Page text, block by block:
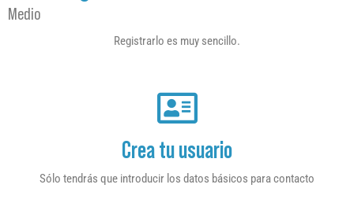
Medio
Registrarlo es muy sencillo.
Crea tu usuario
Sólo tendrás que introducir los datos básicos para contacto